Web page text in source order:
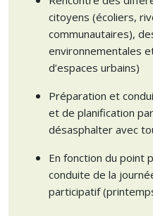
citoyens (écoliers,
communautaires),
environnementales
d’espaces urbains)
Préparation et
et de planification
désasphalter avec
En fonction du point
conduite de la
participatif